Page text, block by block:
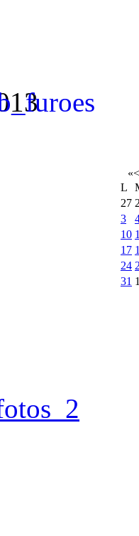
«<
L
27
3
10
17
24
31